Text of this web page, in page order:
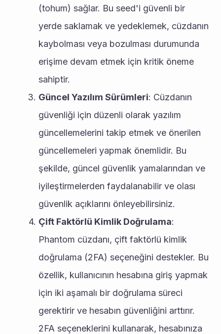
(tohum) sağlar. Bu seed'i güvenli bir
yerde saklamak ve yedeklemek, cüzdanın
kaybolması veya bozulması durumunda
erişime devam etmek için kritik öneme
sahiptir.
Güncel Yazılım Sürümleri: Cüzdanın
güvenliği için düzenli olarak yazılım
güncellemelerini takip etmek ve önerilen
güncellemeleri yapmak önemlidir. Bu
şekilde, güncel güvenlik yamalarından ve
iyileştirmelerden faydalanabilir ve olası
güvenlik açıklarını önleyebilirsiniz.
Çift Faktörlü Kimlik Doğrulama:
Phantom cüzdanı, çift faktörlü kimlik
doğrulama (2FA) seçeneğini destekler. Bu
özellik, kullanıcının hesabına giriş yapmak
için iki aşamalı bir doğrulama süreci
gerektirir ve hesabın güvenliğini arttırır.
2FA seçeneklerini kullanarak, hesabınıza